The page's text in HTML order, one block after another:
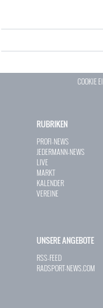
COOKIE
RUBRIKEN
PROFI-NEWS
JEDERMANN-NEWS
LIVE
MARKT
KALENDER
VEREINE
UNSERE ANGEBOTE
RSS-FEED
RADSPORT-NEWS.COM